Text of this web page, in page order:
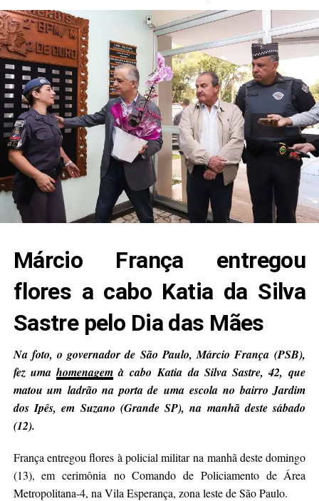
Márcio França entregou
flores a cabo Katia da Silva
Sastre pelo Dia das Mães
Na foto, o governador de São Paulo, Márcio França (PSB),
fez uma homenagem à cabo Katia da Silva Sastre, 42, que
matou um ladrão na porta de uma escola no bairro Jardim
dos Ipês, em Suzano (Grande SP), na manhã deste sábado
(12).
França entregou flores à policial militar na manhã deste domingo
(13), em cerimônia no Comando de Policiamento de Área
Metropolitana-4, na Vila Esperança, zona leste de São Paulo.